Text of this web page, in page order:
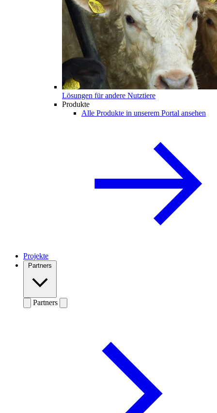
Lösungen für andere Nutztiere
Produkte
Alle Produkte in unserem Portal ansehen
Projekte
Partners
Partners